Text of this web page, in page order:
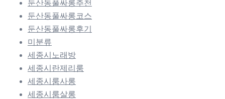
둔산동풀싸롱추천
둔산동풀싸롱코스
둔산동풀싸롱후기
미분류
세종시노래방
세종시란제리룸
세종시룸사롱
세종시룸살롱